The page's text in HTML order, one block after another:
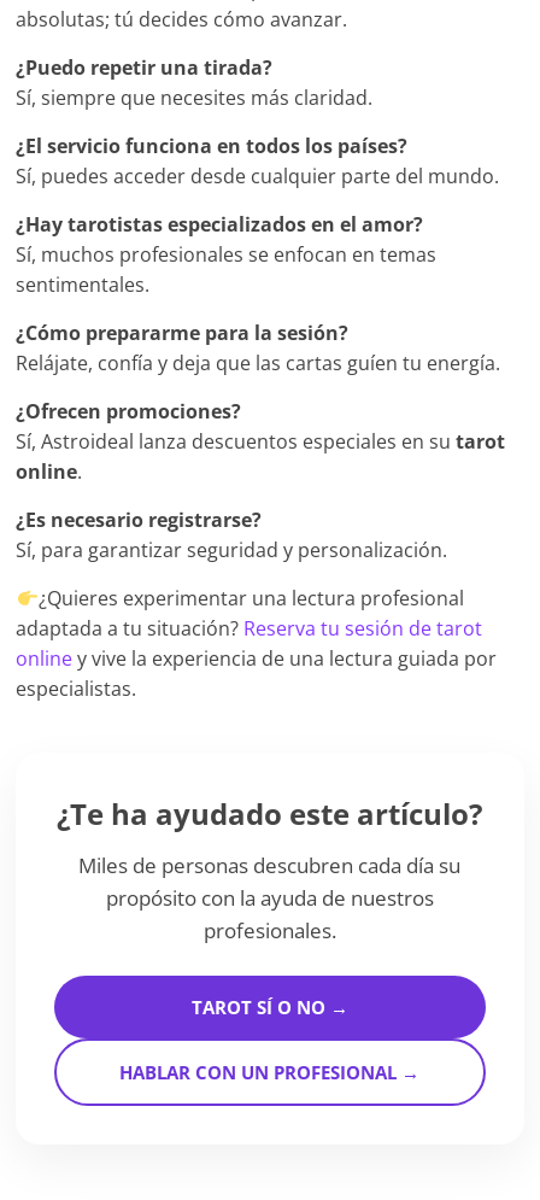
absolutas; tú decides cómo avanzar.
¿Puedo repetir una tirada?
Sí, siempre que necesites más claridad.
¿El servicio funciona en todos los países?
Sí, puedes acceder desde cualquier parte del mundo.
¿Hay tarotistas especializados en el amor?
Sí, muchos profesionales se enfocan en temas
sentimentales.
¿Cómo prepararme para la sesión?
Relájate, confía y deja que las cartas guíen tu energía.
¿Ofrecen promociones?
Sí, Astroideal lanza descuentos especiales en sutarot
online.
¿Es necesario registrarse?
Sí, para garantizar seguridad y personalización.
¿Quieres experimentar una lectura profesional
adaptada a tu situación? Reserva tu sesión de tarot
onliney vive la experiencia de una lectura guiada por
especialistas.
¿Te ha ayudado este artículo?
Miles de personas descubren cada día su
propósito con la ayuda de nuestros
profesionales.
TAROT SÍ O NO →
HABLAR CON UN PROFESIONAL →